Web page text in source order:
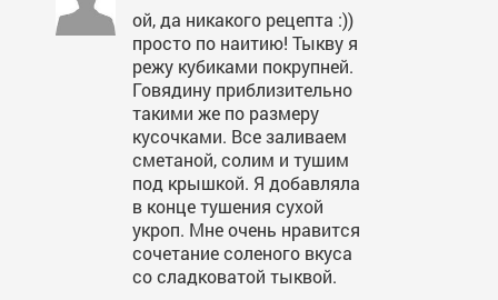
ой, да никакого рецепта :))
просто по наитию! Тыкву я
режу кубиками покрупней.
Говядину приблизительно
такими же по размеру
кусочками. Все заливаем
сметаной, солим и тушим
под крышкой. Я добавляла
в конце тушения сухой
укроп. Мне очень нравится
сочетание соленого вкуса
со сладковатой тыквой.